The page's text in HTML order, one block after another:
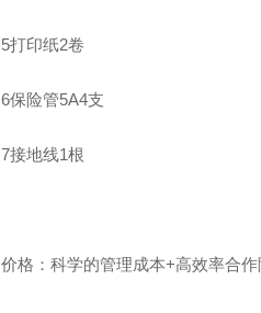
5打印纸2卷
6保险管5A4支
7接地线1根
价格：科学的管理成本+高效率合